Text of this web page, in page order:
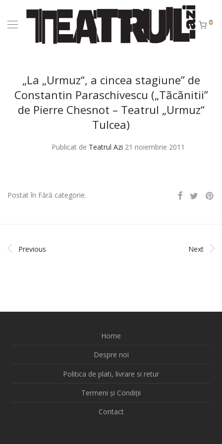
0
„La „Urmuz“, a cincea stagiune” de
Constantin Paraschivescu („Tãcãnitii”
de Pierre Chesnot – Teatrul „Urmuz“
Tulcea)
Publicat de Teatrul Azi 21 noiembrie 2011
Postat în Fără categorie.
Previous Next
Home
Despre noi
Politica de plati, livrare si retur
Termeni și Condiții
Contact